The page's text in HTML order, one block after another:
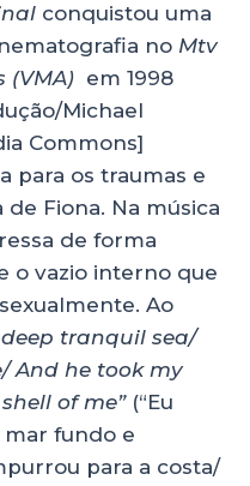
conquistou uma
no Mtv
(VMA) em 1998
Michael
Commons]
para os traumas e
Fiona. Na música
de forma
o vazio interno que
Ao
tranquil sea/
And he took my
of me” (“Eu
fundo e
para a costa/